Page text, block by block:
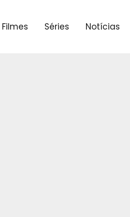
Filmes Séries Notícias